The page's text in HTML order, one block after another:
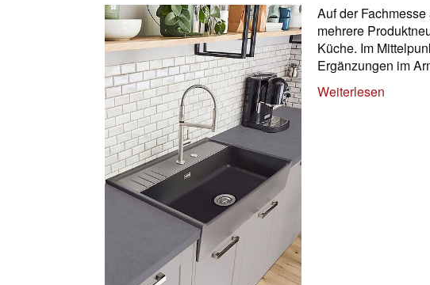
Auf der
mehrere
Küche. Im
Ergänzungen im
Weiterlesen